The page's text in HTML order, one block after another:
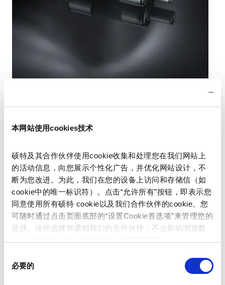
本网站使用cookies技术
硕特及其合作伙伴使用cookie收集和处理您在我们网站上
的活动信息，向您展示个性化广告，并优化网站设计，不
断为您改进。为此，我们在您的设备上访问和存储信（如
cookie中的唯一标识符）。点击“允许所有”按钮，即表示您
同意使用所有硕特 cookie以及我们合作伙伴的cookie。您
可随时通过点击页面底部的“设置Cookie首选项”来管理您的
选择。这些选择将通知我们的合作伙伴，不会影响浏览数
必要的
出的新型ARO保险丝为高压应用提供坚固保护。
采用直插式设计的ARO可无缝集成到充电线缆与
连接器中，并满足最新国际安全标准。
核心参数：
额定电压：250 VAC
额定电流：16 A、32 A、63 A（可根据需求提供其
他规格）
分断能力：50 kA
获得CCC、CE认证，符合RoHS指令
新款SCHURTER ARO保险丝